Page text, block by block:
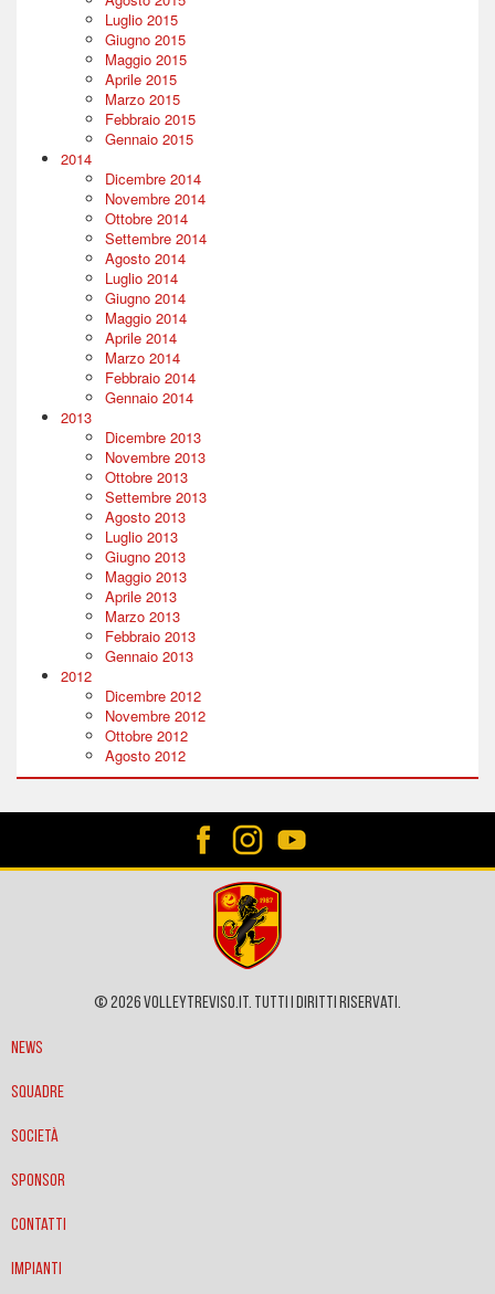
Luglio 2015
Giugno 2015
Maggio 2015
Aprile 2015
Marzo 2015
Febbraio 2015
Gennaio 2015
2014
Dicembre 2014
Novembre 2014
Ottobre 2014
Settembre 2014
Agosto 2014
Luglio 2014
Giugno 2014
Maggio 2014
Aprile 2014
Marzo 2014
Febbraio 2014
Gennaio 2014
2013
Dicembre 2013
Novembre 2013
Ottobre 2013
Settembre 2013
Agosto 2013
Luglio 2013
Giugno 2013
Maggio 2013
Aprile 2013
Marzo 2013
Febbraio 2013
Gennaio 2013
2012
Dicembre 2012
Novembre 2012
Ottobre 2012
Agosto 2012
© 2026 VOLLEYTREVISO.IT. Tutti i diritti riservati.
News
Squadre
Società
Sponsor
Contatti
Impianti